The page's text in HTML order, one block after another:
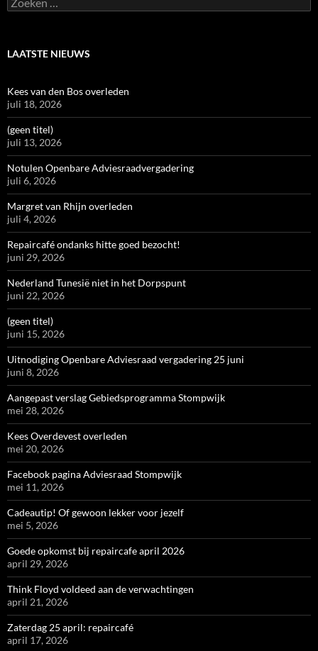
naar:
LAATSTE NIEUWS
Kees van den Bos overleden
juli 18, 2026
(geen titel)
juli 13, 2026
Notulen Openbare Adviesraadvergadering
juli 6, 2026
Margret van Rhijn overleden
juli 4, 2026
Repaircafé ondanks hitte goed bezocht!
juni 29, 2026
Nederland Tunesië niet in het Dorpspunt
juni 22, 2026
(geen titel)
juni 15, 2026
Uitnodiging Openbare Adviesraad vergadering 25 juni
juni 8, 2026
Aangepast verslag Gebiedsprogramma Stompwijk
mei 28, 2026
Kees Overdevest overleden
mei 20, 2026
Facebook pagina Adviesraad Stompwijk
mei 11, 2026
Cadeautip! Of gewoon lekker voor jezelf
mei 5, 2026
Goede opkomst bij repaircafe april 2026
april 29, 2026
Think Floyd voldeed aan de verwachtingen
april 21, 2026
Zaterdag 25 april: repaircafé
april 17, 2026